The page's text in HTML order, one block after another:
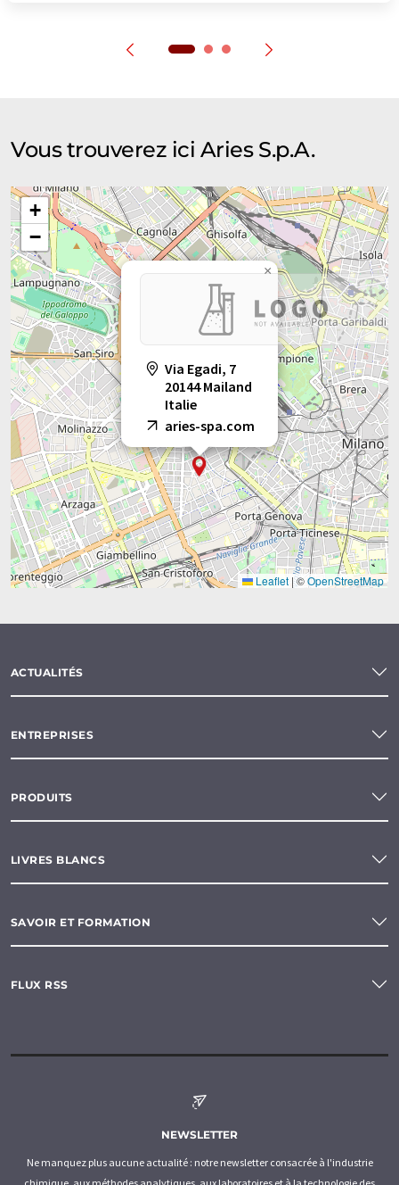
Vous trouverez ici Aries S.p.A.
Via Egadi, 7
20144 Mailand
Italie
aries-spa.com
×
+
−
Leaflet |©OpenStreetMap
ACTUALITÉS
ENTREPRISES
PRODUITS
LIVRES BLANCS
SAVOIR ET FORMATION
FLUX RSS
NEWSLETTER
Ne manquez plus aucune actualité : notre newsletter consacrée à l'industrie